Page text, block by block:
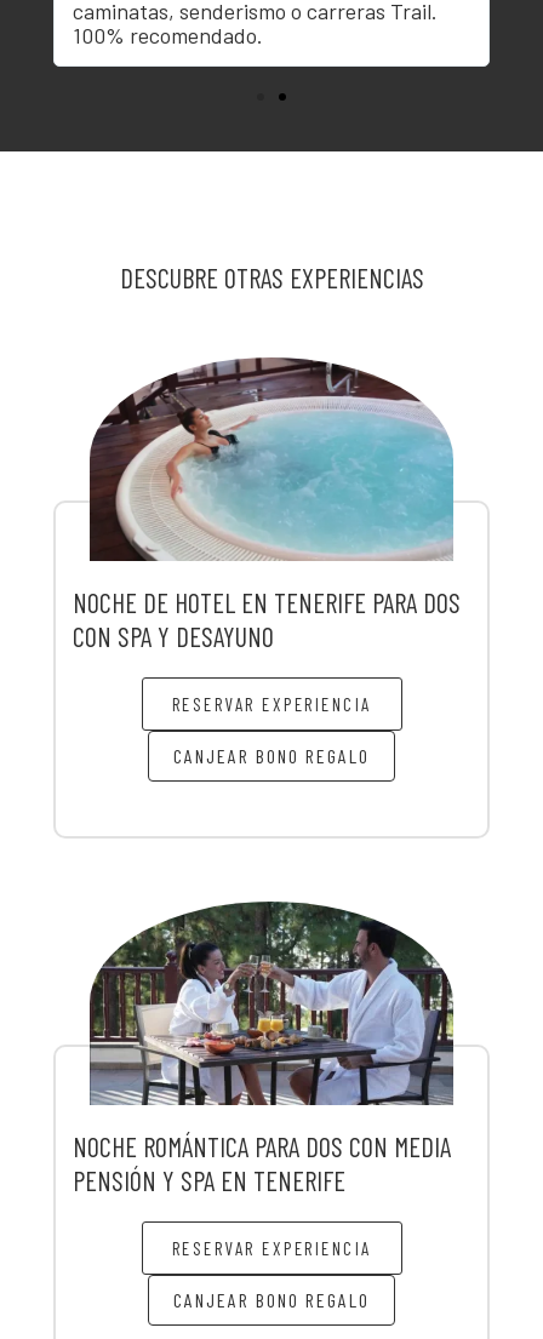
caminatas, senderismo o carreras Trail.
100% recomendado.
DESCUBRE OTRAS EXPERIENCIAS
NOCHE DE HOTEL EN TENERIFE PARA DOS
CON SPA Y DESAYUNO
RESERVAR EXPERIENCIA
CANJEAR BONO REGALO
NOCHE ROMÁNTICA PARA DOS CON MEDIA
PENSIÓN Y SPA EN TENERIFE
RESERVAR EXPERIENCIA
CANJEAR BONO REGALO